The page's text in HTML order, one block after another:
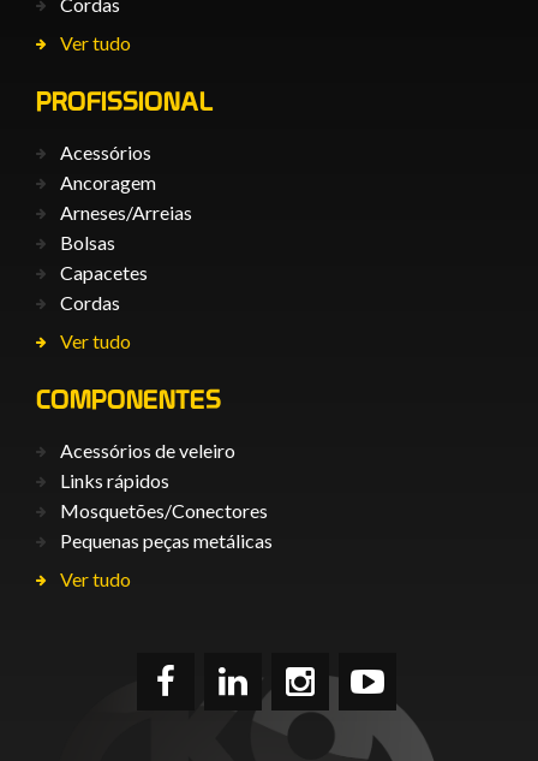
Ver tudo
PROFISSIONAL
Acessórios
Ancoragem
Arneses/Arreias
Bolsas
Capacetes
Cordas
Ver tudo
COMPONENTES
Acessórios de veleiro
Links rápidos
Mosquetões/Conectores
Pequenas peças metálicas
Ver tudo